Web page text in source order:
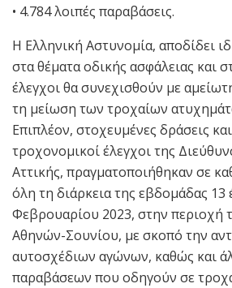
• 4.784 λοιπές παραβάσεις.
Η Ελληνική Αστυνομία, αποδίδει
στα θέματα οδικής ασφάλειας και
έλεγχοι θα συνεχισθούν με
τη μείωση των τροχαίων
Επιπλέον, στοχευμένες δράσεις
τροχονομικοί έλεγχοι της
Αττικής, πραγματοποιήθηκαν σε
όλη τη διάρκεια της εβδομάδας 13
Φεβρουαρίου 2023, στην περιοχή
Αθηνών-Σουνίου, με σκοπό την
αυτοσχέδιων αγώνων, καθώς και
παραβάσεων που οδηγούν σε